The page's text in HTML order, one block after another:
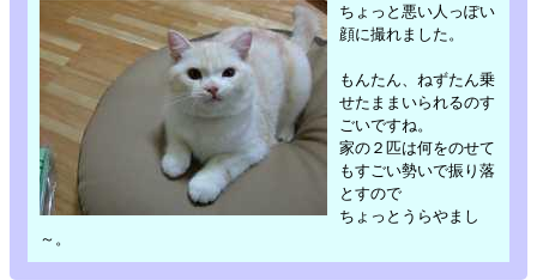
ちょっと悪い人っぽい
顔に撮れました。
もんたん、ねずたん乗
せたままいられるのす
ごいですね。
家の２匹は何をのせて
もすごい勢いで振り落
とすので
ちょっとうらやまし
～。